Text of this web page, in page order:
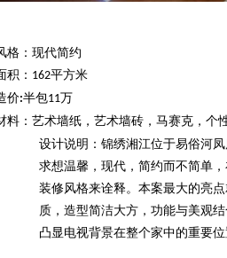
格：现代简约
积： 162平方米
价:半包11万
料：艺术墙纸，艺术墙砖，马赛克，个
设计说明：锦绣湘江位于易俗河
求想温馨，现代，简约而不简单
装修风格来诠释。本案最大的亮
质，造型简洁大方，功能与美观
凸显电视背景在整个家中的重要